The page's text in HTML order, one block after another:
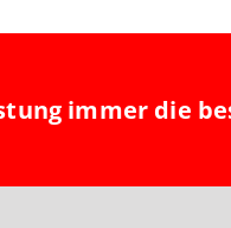
immer die